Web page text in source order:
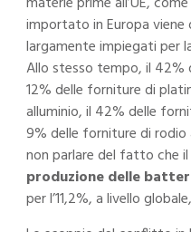
importato in Europa viene
largamente impiegati per
Allo stesso tempo, il 42%
12% delle forniture di
alluminio, il 42% delle
9% delle forniture di rodio
non parlare del fatto che
produzione delle
per l’11,2%, a livello